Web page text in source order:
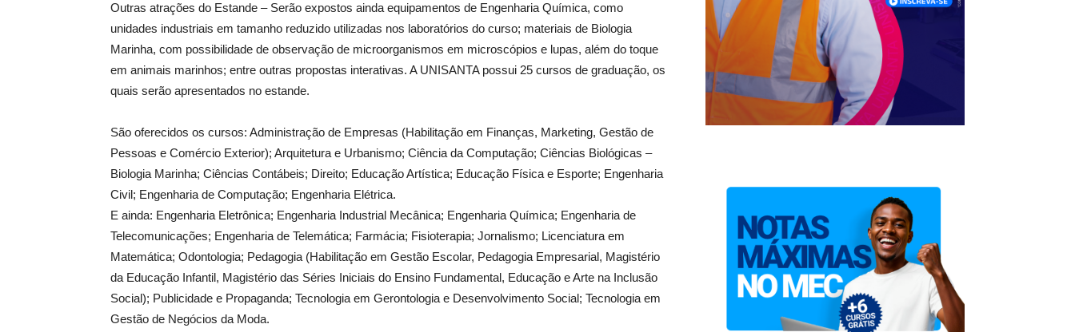
Outras atrações do Estande – Serão expostos ainda equipamentos de Engenharia Química, como
unidades industriais em tamanho reduzido utilizadas nos laboratórios do curso; materiais de Biologia
Marinha, com possibilidade de observação de microorganismos em microscópios e lupas, além do toque
em animais marinhos; entre outras propostas interativas. A UNISANTA possui 25 cursos de graduação, os
quais serão apresentados no estande.
São oferecidos os cursos: Administração de Empresas (Habilitação em Finanças, Marketing, Gestão de
Pessoas e Comércio Exterior); Arquitetura e Urbanismo; Ciência da Computação; Ciências Biológicas –
Biologia Marinha; Ciências Contábeis; Direito; Educação Artística; Educação Física e Esporte; Engenharia
Civil; Engenharia de Computação; Engenharia Elétrica.
E ainda: Engenharia Eletrônica; Engenharia Industrial Mecânica; Engenharia Química; Engenharia de
Telecomunicações; Engenharia de Telemática; Farmácia; Fisioterapia; Jornalismo; Licenciatura em
Matemática; Odontologia; Pedagogia (Habilitação em Gestão Escolar, Pedagogia Empresarial, Magistério
da Educação Infantil, Magistério das Séries Iniciais do Ensino Fundamental, Educação e Arte na Inclusão
Social); Publicidade e Propaganda; Tecnologia em Gerontologia e Desenvolvimento Social; Tecnologia em
Gestão de Negócios da Moda.